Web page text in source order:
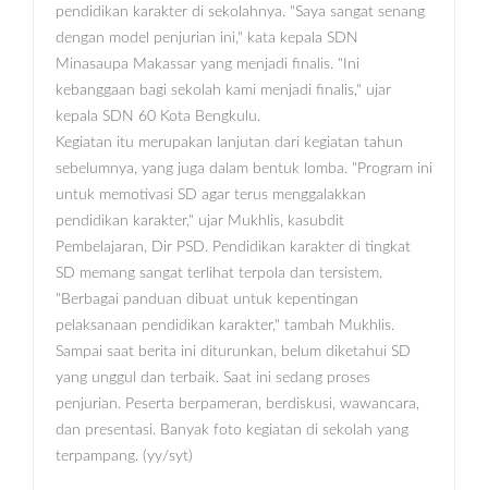
pendidikan karakter di sekolahnya. "Saya sangat senang
dengan model penjurian ini," kata kepala SDN
Minasaupa Makassar yang menjadi finalis. "Ini
kebanggaan bagi sekolah kami menjadi finalis," ujar
kepala SDN 60 Kota Bengkulu.
Kegiatan itu merupakan lanjutan dari kegiatan tahun
sebelumnya, yang juga dalam bentuk lomba. "Program ini
untuk memotivasi SD agar terus menggalakkan
pendidikan karakter," ujar Mukhlis, kasubdit
Pembelajaran, Dir PSD. Pendidikan karakter di tingkat
SD memang sangat terlihat terpola dan tersistem.
"Berbagai panduan dibuat untuk kepentingan
pelaksanaan pendidikan karakter," tambah Mukhlis.
Sampai saat berita ini diturunkan, belum diketahui SD
yang unggul dan terbaik. Saat ini sedang proses
penjurian. Peserta berpameran, berdiskusi, wawancara,
dan presentasi. Banyak foto kegiatan di sekolah yang
terpampang. (yy/syt)